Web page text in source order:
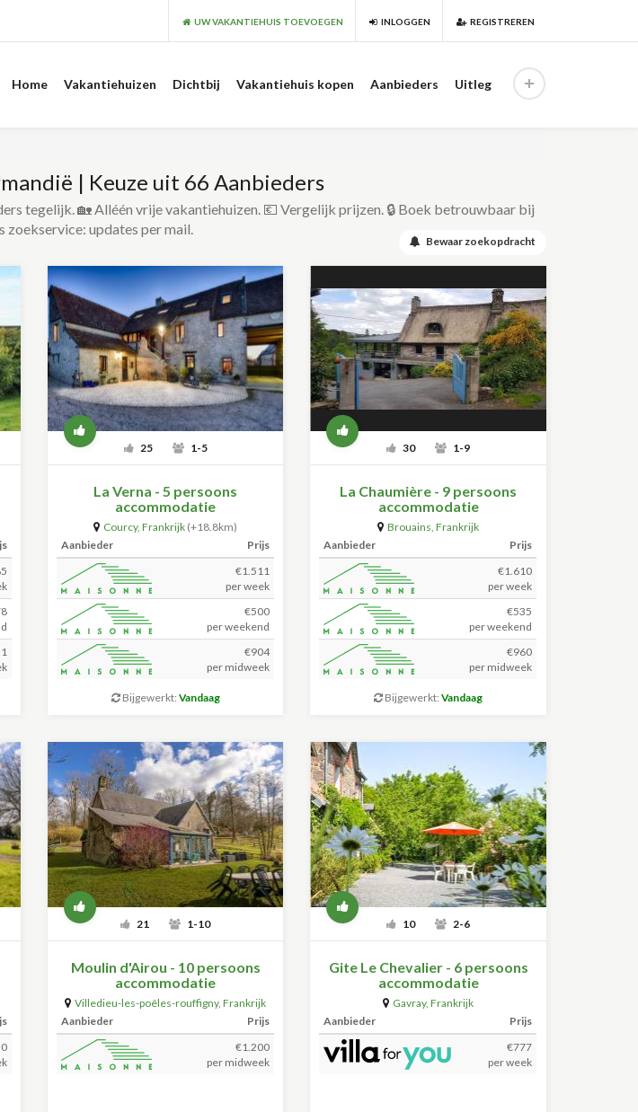
UW VAKANTIEHUIS TOEVOEGEN INLOGGEN REGISTREREN
Home Vakantiehuizen Dichtbij Vakantiehuis kopen Aanbieders Uitleg
Bewaar zoekopdracht
| Keuze uit 66 Aanbieders
tegelijk. 🏡 Alléén vrije vakantiehuizen. 💶 Vergelijk prijzen. 🔒 Boek betrouwbaar bij
updates per mail.
25 1-5
La Verna - 5 persoons
accommodatie
Courcy,Frankrijk (+18.8km)
Aanbieder
Prijs
€1.511
per week
€500
per weekend
€904
per midweek
Bijgewerkt: Vandaag
30 1-9
La Chaumière - 9 persoons
accommodatie
Brouains,Frankrijk
Aanbieder
Prijs
€1.610
per week
€535
per weekend
€960
per midweek
Bijgewerkt:Vandaag
21 1-10
Moulin d'Airou - 10 persoons
accommodatie
Villedieu-les-poêles-rouffigny,Frankrijk
Aanbieder
Prijs
€1.200
per midweek
10 2-6
Gite Le Chevalier - 6 persoons
accommodatie
Gavray,Frankrijk
Aanbieder
Prijs
€777
per week